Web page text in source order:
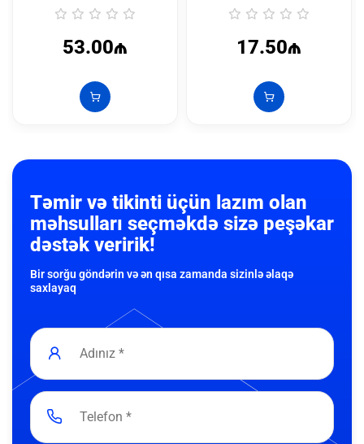
53.00₼ 17.50₼
Təmir və tikinti üçün lazım olan
məhsulları seçməkdə sizə peşəkar
dəstək veririk!
Bir sorğu göndərin və ən qısa zamanda sizinlə əlaqə
saxlayaq